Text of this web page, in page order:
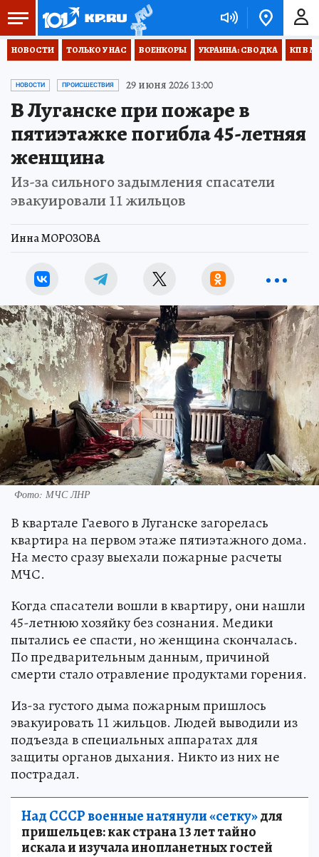
НОВОСТИ ТОЛЬКО У НАС ВОЕНКОРЫ УКРАИНА: СВОДКА КП В
НОВОСТИ ПРОИСШЕСТВИЯ 29 июня 2026 13:00
В Луганске при пожаре в
пятиэтажке погибла 45-летняя
женщина
Из-за сильного задымления спасатели
эвакуировали 11 жильцов
Инна МОРОЗОВА
Фото: МЧС ЛНР
В квартале Гаевого в Луганске загорелась
квартира на первом этаже пятиэтажного дома.
На место сразу выехали пожарные расчеты
МЧС.
Когда спасатели вошли в квартиру, они нашли
45-летнюю хозяйку без сознания. Медики
пытались ее спасти, но женщина скончалась.
По предварительным данным, причиной
смерти стало отравление продуктами горения.
Из-за густого дыма пожарным пришлось
эвакуировать 11 жильцов. Людей выводили из
подъезда в специальных аппаратах для
защиты органов дыхания. Никто из них не
пострадал.
Над СССР военные натянули «сетку»для
пришельцев: как страна 13 лет тайно
искала и изучала инопланетных гостей